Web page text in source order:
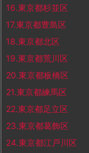
16.東京都杉並区
17.東京都豊島区
18.東京都北区
19.東京都荒川区
20.東京都板橋区
21.東京都練馬区
22.東京都足立区
23.東京都葛飾区
24.東京都江戸川区